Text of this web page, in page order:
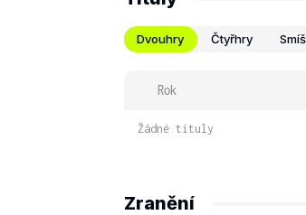
Dvouhry Čtyřhry
Rok
Žádné tituly
Zranění